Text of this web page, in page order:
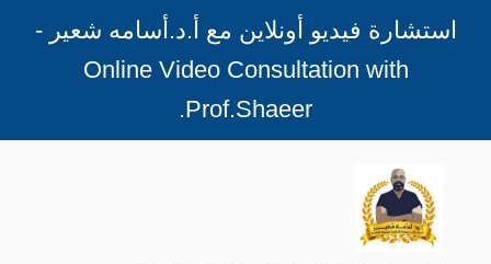
استشارة فيديو أونلاين مع أ.د.أسامه شعير -
Online Video Consultation with
Prof.Shaeer
.
المحتوى